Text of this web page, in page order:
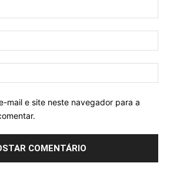
mail e site neste navegador para a